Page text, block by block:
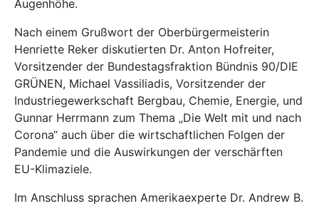
Augenhöhe.
Nach einem Grußwort der Oberbürgermeisterin
Henriette Reker diskutierten Dr. Anton Hofreiter,
Vorsitzender der Bundestagsfraktion Bündnis 90/DIE
GRÜNEN, Michael Vassiliadis, Vorsitzender der
Industriegewerkschaft Bergbau, Chemie, Energie, und
Gunnar Herrmann zum Thema „Die Welt mit und nach
Corona“ auch über die wirtschaftlichen Folgen der
Pandemie und die Auswirkungen der verschärften
EU-Klimaziele.
Im Anschluss sprachen Amerikaexperte Dr. Andrew B.